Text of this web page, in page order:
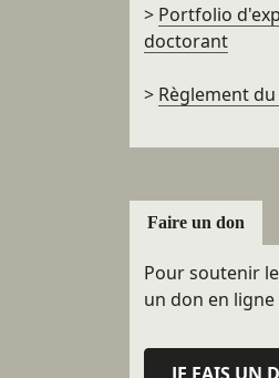
> Portfolio
doctorant
> Règlement
Faire un don
Pour soutenir
un don en